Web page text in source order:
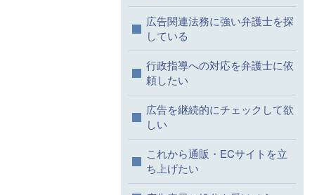
広告関連法務に強い弁護士を探
している
行政指導への対応を弁護士に依
頼したい
広告を継続的にチェックして欲
しい
これから通販・ECサイトを立
ち上げたい